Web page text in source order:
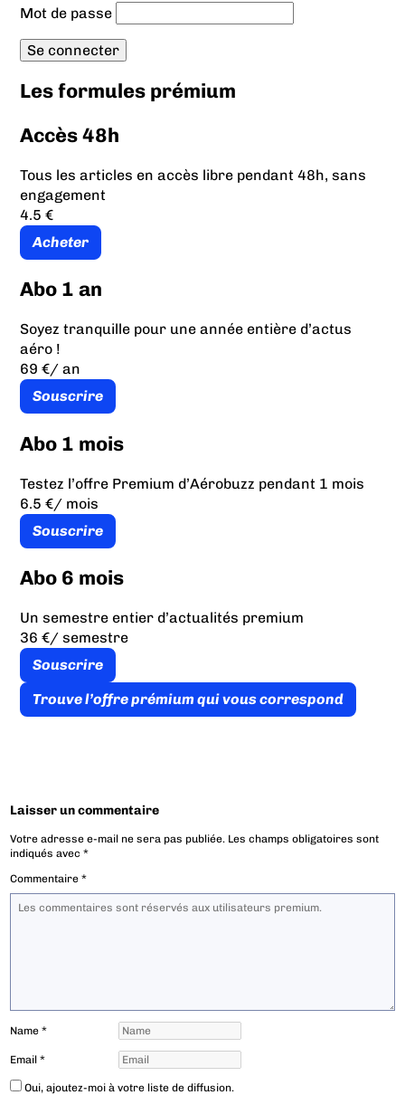
Mot de passe
Les formules prémium
Accès 48h
Tous les articles en accès libre pendant 48h, sans
engagement
4.5 €
Acheter
Abo 1 an
Soyez tranquille pour une année entière d’actus
aéro !
69 €/ an
Souscrire
Abo 1 mois
Testez l’offre Premium d’Aérobuzz pendant 1 mois
6.5 €/ mois
Souscrire
Abo 6 mois
Un semestre entier d’actualités premium
36 €/ semestre
Souscrire
Trouve l’offre prémium qui vous correspond
Laisser un commentaire
Votre adresse e-mail ne sera pas publiée. Les champs obligatoires sont
indiqués avec*
Commentaire*
Name*
Email*
Oui, ajoutez-moi à votre liste de diffusion.